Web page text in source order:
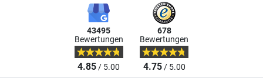
43495
Bewertungen
4.85/ 5.00
678
Bewertungen
4.75/ 5.00